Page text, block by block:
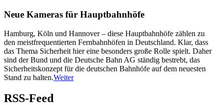
Neue Kameras für Hauptbahnhöfe
Hamburg, Köln und Hannover – diese Hauptbahnhöfe zählen zu
den meistfrequentierten Fernbahnhöfen in Deutschland. Klar, dass
das Thema Sicherheit hier eine besonders große Rolle spielt. Daher
sind der Bund und die Deutsche Bahn AG ständig bestrebt, das
Sicherheitskonzept für die deutschen Bahnhöfe auf dem neuesten
Stand zu halten.Weiter
RSS-Feed